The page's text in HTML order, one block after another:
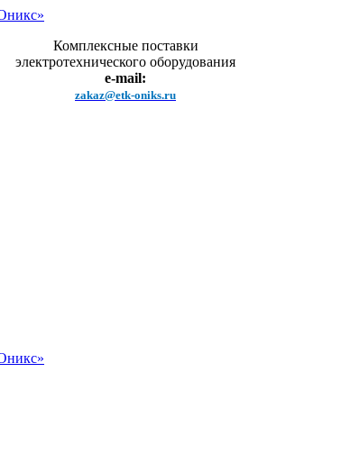
Комплексные поставки
электротехнического оборудования
e-mail:
zakaz@etk-oniks.ru